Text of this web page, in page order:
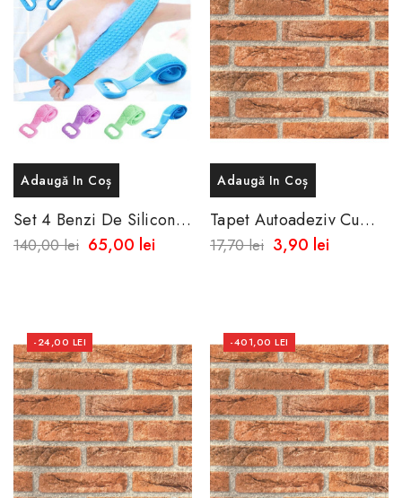
Adaugă In Coș
Set 4 Benzi De Silicon
Pentru Spalarea Spatelui
140,00 lei 65,00 lei
Adaugă In Coș
Tapet Autoadeziv Cu
Aspect De Caramida
Texturat -Rezistent La
17,70 lei 3,90 lei
-24,00 LEI -401,00 LEI